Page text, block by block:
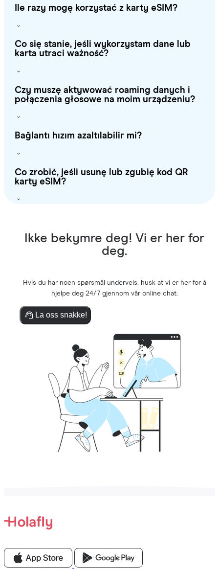
Ile razy mogę korzystać z karty eSIM?
Co się stanie, jeśli wykorzystam dane lub
karta utraci ważność?
Czy muszę aktywować roaming danych i
połączenia głosowe na moim urządzeniu?
Bağlantı hızım azaltılabilir mi?
Co zrobić, jeśli usunę lub zgubię kod QR
karty eSIM?
Ikke bekymre deg! Vi er her for
deg.
Hvis du har noen spørsmål underveis, husk at vi er her for å
hjelpe deg 24/7 gjennom vår online chat.
La oss snakke!